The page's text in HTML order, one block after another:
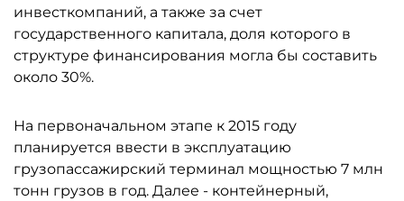
инвесткомпаний, а также за счет
государственного капитала, доля которого в
структуре финансирования могла бы составить
около 30%.
На первоначальном этапе к 2015 году
планируется ввести в эксплуатацию
грузопассажирский терминал мощностью 7 млн
тонн грузов в год. Далее - контейнерный,